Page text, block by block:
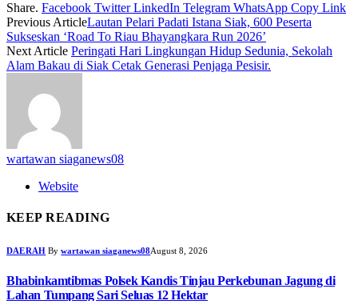
Share. Facebook Twitter LinkedIn Telegram WhatsApp Copy Link
Previous ArticleLautan Pelari Padati Istana Siak, 600 Peserta
Sukseskan ‘Road To Riau Bhayangkara Run 2026’
Next Article Peringati Hari Lingkungan Hidup Sedunia, Sekolah
Alam Bakau di Siak Cetak Generasi Penjaga Pesisir.
wartawan siaganews08
Website
KEEP READING
DAERAH By wartawan siaganews08August 8, 2026
Bhabinkamtibmas Polsek Kandis Tinjau Perkebunan Jagung di
Lahan Tumpang Sari Seluas 12 Hektar